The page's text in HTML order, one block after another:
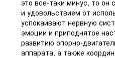
это все-таки минус, то он
и удовольствием от
успокаивают нервную
эмоции и приподнятое
развитию опорно-
аппарата, а также